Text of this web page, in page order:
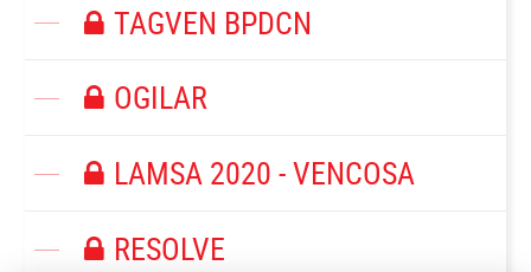
TAGVEN BPDCN
OGILAR
LAMSA 2020 - VENCOSA
RESOLVE